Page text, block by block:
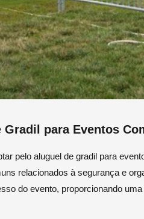
Gradil para Eventos
pelo aluguel de gradil para
relacionados à segurança e
do evento, proporcionando